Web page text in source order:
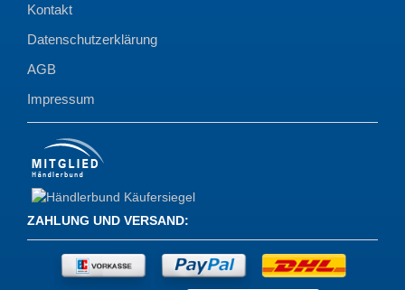
Kontakt
Datenschutzerklärung
AGB
Impressum
ZAHLUNG UND VERSAND: